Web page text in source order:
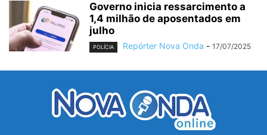
Governo inicia ressarcimento a
1,4 milhão de aposentados em
julho
POLÍCIA Repórter Nova Onda - 17/07/2025